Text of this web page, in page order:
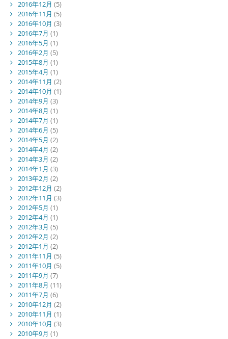
2016年12月 (5)
2016年11月 (5)
2016年10月 (3)
2016年7月 (1)
2016年5月 (1)
2016年2月 (5)
2015年8月 (1)
2015年4月 (1)
2014年11月 (2)
2014年10月 (1)
2014年9月 (3)
2014年8月 (1)
2014年7月 (1)
2014年6月 (5)
2014年5月 (2)
2014年4月 (2)
2014年3月 (2)
2014年1月 (3)
2013年2月 (2)
2012年12月 (2)
2012年11月 (3)
2012年5月 (1)
2012年4月 (1)
2012年3月 (5)
2012年2月 (2)
2012年1月 (2)
2011年11月 (5)
2011年10月 (5)
2011年9月 (7)
2011年8月 (11)
2011年7月 (6)
2010年12月 (2)
2010年11月 (1)
2010年10月 (3)
2010年9月 (1)